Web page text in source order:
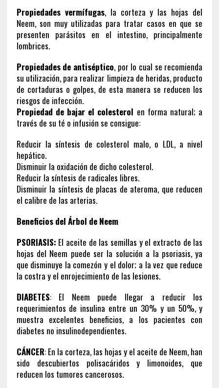
Propiedades vermífugas, la corteza y las hojas del
Neem, son muy utilizadas para tratar casos en que se
presenten parásitos en el intestino, principalmente
lombrices.
Propiedades de antiséptico, por lo cual se recomienda
su utilización, para realizar limpieza de heridas, producto
de cortaduras o golpes, de esta manera se reducen los
riesgos de infección.
Propiedad de bajar el colesterol en forma natural; a
través de su té o infusión se consigue:
Reducir la síntesis de colesterol malo, o LDL, a nivel
hepático.
Disminuir la oxidación de dicho colesterol.
Reducir la síntesis de radicales libres.
Disminuir la síntesis de placas de ateroma, que reducen
el calibre de las arterias.
Beneficios del Árbol de Neem
PSORIASIS: El aceite de las semillas y el extracto de las
hojas del Neem puede ser la solución a la psoriasis, ya
que disminuye la comezón y el dolor; a la vez que reduce
la costra y el enrojecimiento de las lesiones.
DIABETES: El Neem puede llegar a reducir los
requerimientos de insulina entre un 30% y un 50%, y
muestra excelentes beneficios, a los pacientes con
diabetes no insulinodependientes.
CÁNCER: En la corteza, las hojas y el aceite de Neem, han
sido descubiertos polisacáridos y limonoides, que
reducen los tumores cancerosos.